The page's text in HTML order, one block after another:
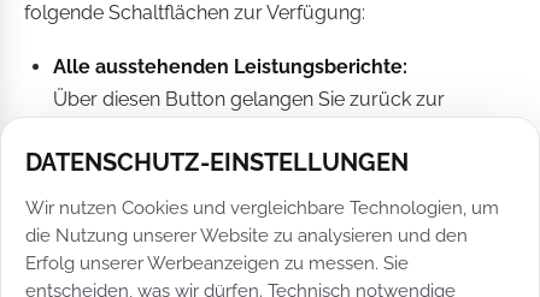
folgende Schaltflächen zur Verfügung:
Alle ausstehenden Leistungsberichte:
Über diesen Button gelangen Sie zurück zur
E-Mail-Vorschau:
Hier wird eine Vorschau-E-Mail heruntergeladen,
die anschließend geöffnet werden kann. Dies dient
als Kontrollfunktion bevor Sie die E-Mail versenden.
DATENSCHUTZ-EINSTELLUNGEN
Wir nutzen Cookies und vergleichbare Technologien, um
die Nutzung unserer Website zu analysieren und den
Erfolg unserer Werbeanzeigen zu messen. Sie
entscheiden, was wir dürfen. Technisch notwendige